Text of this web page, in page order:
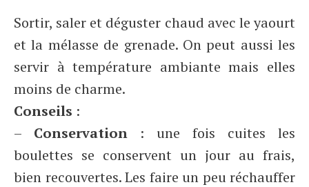
Sortir, saler et déguster chaud avec le yaourt
et la mélasse de grenade. On peut aussi les
servir à température ambiante mais elles
moins de charme.
Conseils :
– Conservation : une fois cuites les
boulettes se conservent un jour au frais,
bien recouvertes. Les faire un peu réchauffer